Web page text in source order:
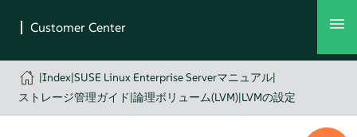
|Index|SUSE Linux Enterprise Serverマニュアル|
ストレージ管理ガイド|論理ボリューム(LVM)|LVMの設定